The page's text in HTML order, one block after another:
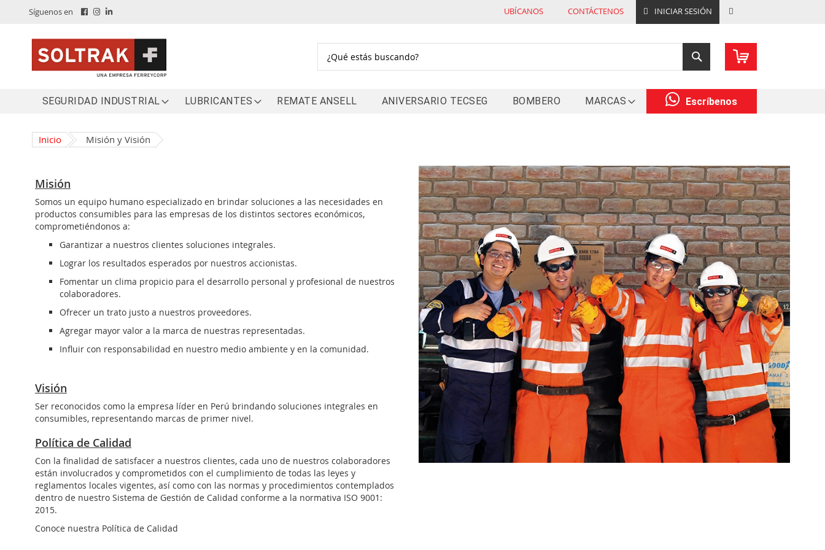
to
Síguenos en UBÍCANOS CONTÁCTENOS INICIAR SESIÓN
Buscar
SEGURIDAD INDUSTRIAL LUBRICANTES REMATE ANSELL ANIVERSARIO TECSEG BOMBERO MARCAS Escríbenos
Inicio Misión y Visión
Misión
Somos un equipo humano especializado en brindar soluciones a las necesidades en
productos consumibles para las empresas de los distintos sectores económicos,
comprometiéndonos a:
Garantizar a nuestros clientes soluciones integrales.
Lograr los resultados esperados por nuestros accionistas.
Fomentar un clima propicio para el desarrollo personal y profesional de nuestros
colaboradores.
Ofrecer un trato justo a nuestros proveedores.
Agregar mayor valor a la marca de nuestras representadas.
Influir con responsabilidad en nuestro medio ambiente y en la comunidad.
Visión
Ser reconocidos como la empresa líder en Perú brindando soluciones integrales en
consumibles, representando marcas de primer nivel.
Política de Calidad
Con la finalidad de satisfacer a nuestros clientes, cada uno de nuestros colaboradores
están involucrados y comprometidos con el cumplimiento de todas las leyes y
reglamentos locales vigentes, así como con las normas y procedimientos contemplados
dentro de nuestro Sistema de Gestión de Calidad conforme a la normativa ISO 9001:
2015.
Conoce nuestra Política de Calidad